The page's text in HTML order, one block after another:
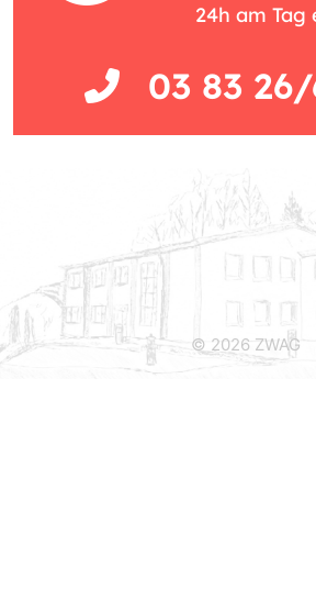
24h am Tag
03 83
© 2026 ZWAG